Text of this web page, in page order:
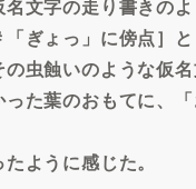
文字の走り書きの
ょっ」に傍点］と
虫蝕いのような仮
た葉のおもてに、
ように感じた。